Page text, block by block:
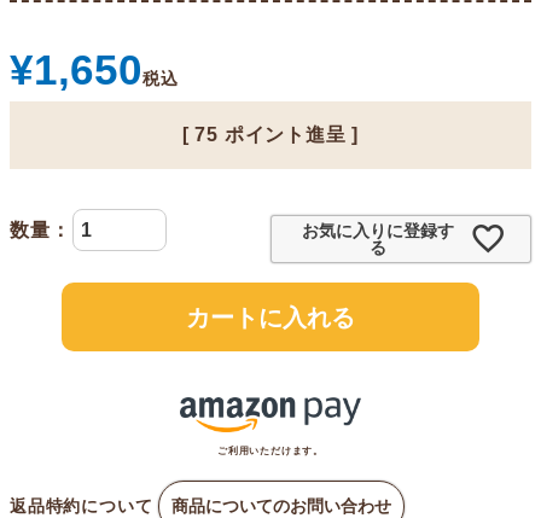
¥1,650税込
[ 75 ポイント進呈 ]
お気に入りに登録す
る
カートに入れる
ご利用いただけます。
返品特約について 商品についてのお問い合わせ